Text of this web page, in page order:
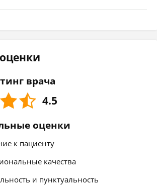
врача
4.5
оценки
к пациенту
качества
и пунктуальность